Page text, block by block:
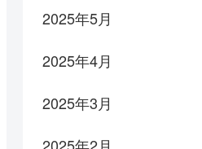
2025年5月
2025年4月
2025年3月